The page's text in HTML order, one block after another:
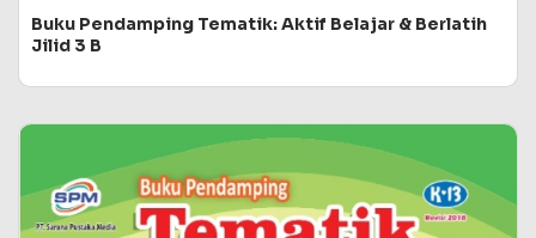
Buku Pendamping Tematik: Aktif Belajar & Berlatih
Jilid 3 B